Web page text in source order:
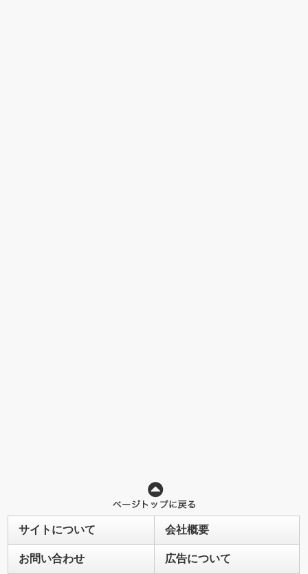
サイトについて 会社概要
お問い合わせ 広告について